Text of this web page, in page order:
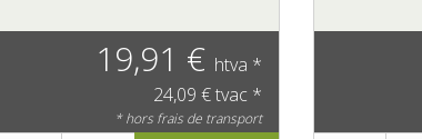
19,91 € htva *
24,09 € tvac *
* hors frais de transport